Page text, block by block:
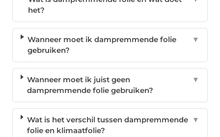
het?
Wanneer moet ik dampremmende folie
gebruiken?
▼
Wanneer moet ik juist geen
dampremmende folie gebruiken?
▼
Wat is het verschil tussen dampremmende
folie en klimaatfolie?
▼